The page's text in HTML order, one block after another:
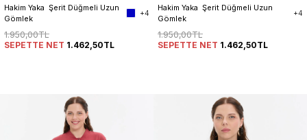
Hakim Yaka  Şerit Düğmeli Uzun
Gömlek
+4
1.950,00TL
SEPETTE NET 1.462,50TL
Hakim Yaka  Şerit Düğmeli Uzun
Gömlek
+4
1.950,00TL
SEPETTE NET 1.462,50TL